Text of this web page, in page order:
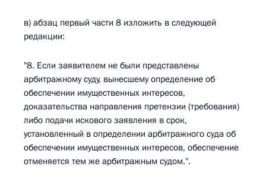
в) абзац первый части 8 изложить в следующей
редакции:
"8. Если заявителем не были представлены
арбитражному суду, вынесшему определение об
обеспечении имущественных интересов,
доказательства направления претензии (требования)
либо подачи искового заявления в срок,
установленный в определении арбитражного суда об
обеспечении имущественных интересов, обеспечение
отменяется тем же арбитражным судом.".